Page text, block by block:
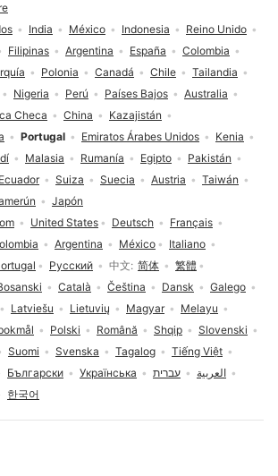
United States Deutsch
Français
Argentina México
Italiano
Русский 中文 简体
繁體
Català Čeština Dansk
Galego
Latviešu Lietuvių Magyar
Melayu
Polski Română Shqip
Slovenski
Suomi Svenska Tagalog
Tiếng Việt
Български Українська עברית
العربية
한국어
India México Indonesia
Reino Unido
Filipinas Argentina España
Colombia
Polonia Canadá Chile
Tailandia
Nigeria Perú Países Bajos
Australia
Checa China
Kazajistán
Portugal Emiratos Árabes Unidos
Kenia
Malasia Rumanía Egipto
Pakistán
Ecuador Suiza Suecia Austria
Taiwán
Japón